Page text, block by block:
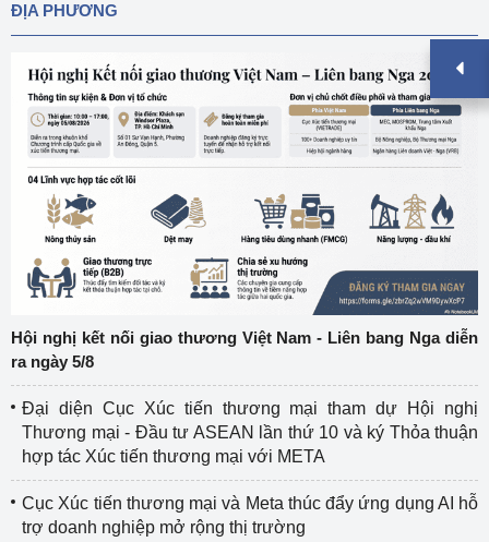
ĐỊA PHƯƠNG
Hội nghị kết nối giao thương Việt Nam - Liên bang Nga diễn
ra ngày 5/8
Đại diện Cục Xúc tiến thương mại tham dự Hội nghị
Thương mại - Đầu tư ASEAN lần thứ 10 và ký Thỏa thuận
hợp tác Xúc tiến thương mại với META
Cục Xúc tiến thương mại và Meta thúc đẩy ứng dụng AI hỗ
trợ doanh nghiệp mở rộng thị trường